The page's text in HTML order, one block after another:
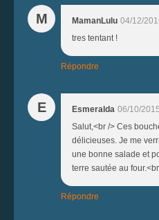
M MamanLulu 04/12/
tres tentant !
Répondre
E Esmeralda 06/10/
Salut,<br /> Ces
délicieuses. Je me
une bonne salade et
terre sautée au
Répondre